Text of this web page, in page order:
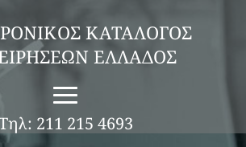
ΚΑΤΑΛΟΓΟΣ
ΕΛΛΑΔΟΣ
211 215 4693